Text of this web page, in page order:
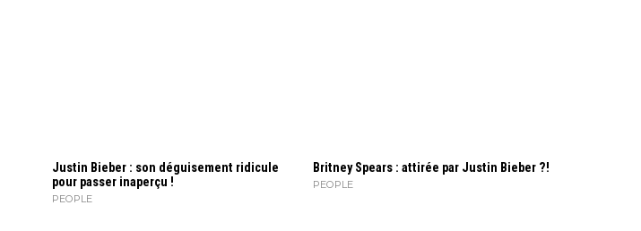
Justin Bieber : son déguisement ridicule
pour passer inaperçu !
PEOPLE
Britney Spears : attirée par Justin Bieber ?!
PEOPLE